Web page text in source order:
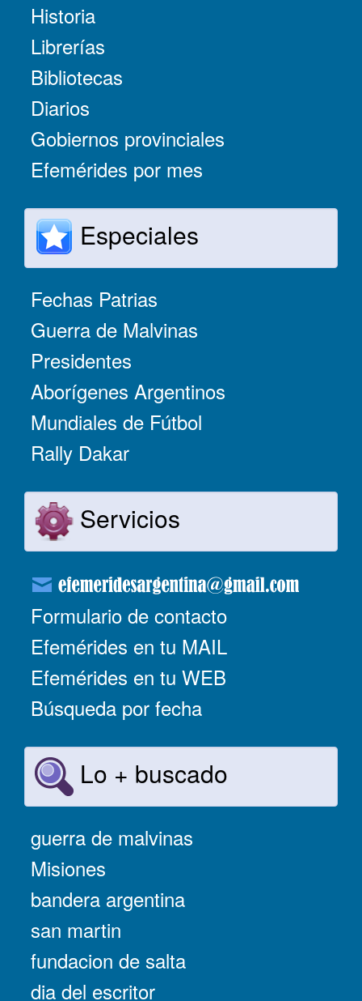
Historia
Librerías
Bibliotecas
Diarios
Gobiernos provinciales
Efemérides por mes
Especiales
Fechas Patrias
Guerra de Malvinas
Presidentes
Aborígenes Argentinos
Mundiales de Fútbol
Rally Dakar
Servicios
Formulario de contacto
Efemérides en tu MAIL
Efemérides en tu WEB
Búsqueda por fecha
Lo + buscado
guerra de malvinas
Misiones
bandera argentina
san martin
fundacion de salta
dia del escritor